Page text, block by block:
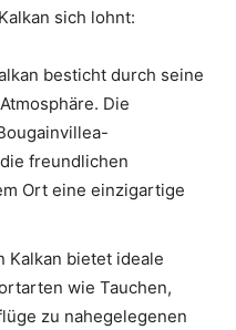
sich lohnt:
besticht durch seine
Die
freundlichen
Ort eine einzigartige
Kalkan bietet ideale
wie Tauchen,
zu nahegelegenen